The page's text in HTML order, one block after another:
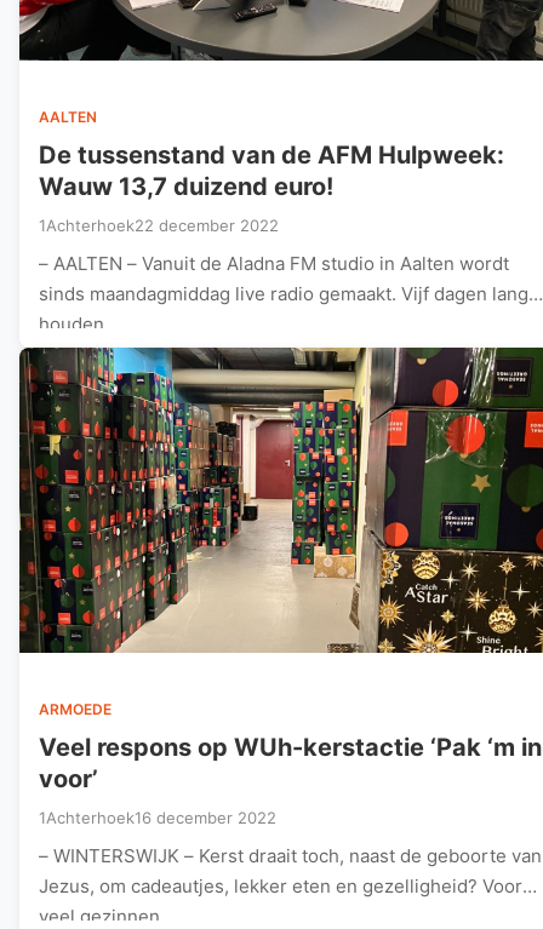
AALTEN
De tussenstand van de AFM Hulpweek:
Wauw 13,7 duizend euro!
1Achterhoek22 december 2022
– AALTEN – Vanuit de Aladna FM studio in Aalten wordt
sinds maandagmiddag live radio gemaakt. Vijf dagen lang
houden…
ARMOEDE
Veel respons op WUh-kerstactie ‘Pak ‘m in
voor’
1Achterhoek16 december 2022
– WINTERSWIJK – Kerst draait toch, naast de geboorte van
Jezus, om cadeautjes, lekker eten en gezelligheid? Voor
veel gezinnen…